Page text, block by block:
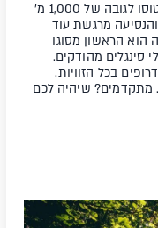
תעמיסו את הגלגלים שלכם על המעלית וטוסו לגובה של 1,000 מ'
מרגשת עוד
הוא הראשון מסוגו
סינגלים מהודקים.
בכל הזוויות.
מתקדמים? שיהיה לכם